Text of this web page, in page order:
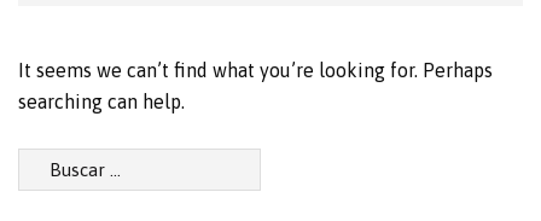
It seems we can’t find what you’re looking for. Perhaps
searching can help.
Buscar: